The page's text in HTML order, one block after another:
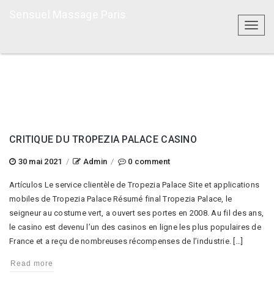
CRITIQUE DU TROPEZIA PALACE CASINO
30 mai 2021 / Admin / 0 comment
Artículos Le service clientèle de Tropezia Palace Site et applications
mobiles de Tropezia Palace Résumé final Tropezia Palace, le
seigneur au costume vert, a ouvert ses portes en 2008. Au fil des ans,
le casino est devenu l’un des casinos en ligne les plus populaires de
France et a reçu de nombreuses récompenses de l’industrie. […]
Read more